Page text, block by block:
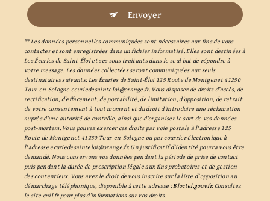
Envoyer
** Les données personnelles communiquées sont nécessaires aux fins de vous
contacter et sont enregistrées dans un fichier informatisé. Elles sont destinées à
Les Écuries de Saint-Éloi et ses sous-traitants dans le seul but de répondre à
votre message. Les données collectées seront communiquées aux seuls
destinataires suivants: Les Écuries de Saint-Éloi 125 Route de Montgenet 41250
Tour-en-Sologne ecuriedesainteloi@orange.fr. Vous disposez de droits d’accès, de
rectification, d’effacement, de portabilité, de limitation, d’opposition, de retrait
de votre consentement à tout moment et du droit d’introduire une réclamation
auprès d’une autorité de contrôle, ainsi que d’organiser le sort de vos données
post-mortem. Vous pouvez exercer ces droits par voie postale à l'adresse 125
Route de Montgenet 41250 Tour-en-Sologne ou par courrier électronique à
l'adresse ecuriedesainteloi@orange.fr. Un justificatif d'identité pourra vous être
demandé. Nous conservons vos données pendant la période de prise de contact
puis pendant la durée de prescription légale aux fins probatoires et de gestion
des contentieux. Vous avez le droit de vous inscrire sur la liste d'opposition au
démarchage téléphonique, disponible à cette adresse :Bloctel.gouv.fr. Consultez
le site cnil.fr pour plus d’informations sur vos droits.